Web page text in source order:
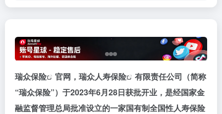
瑞众保险 官网，瑞众人寿保险
有限责任公司（简称
“瑞众保险”）于2023年6月28日获批开业，是经国家金
融监督管理总局批准设立的一家国有制全国性人寿保险